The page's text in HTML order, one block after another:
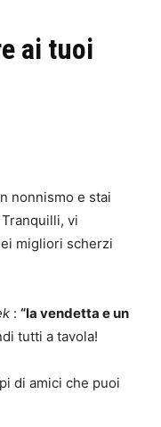
ai tuoi
nonnismo e stai
vi
migliori scherzi
: “la vendetta e un
tutti a tavola!
di amici che puoi